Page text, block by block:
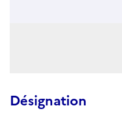
Désignation